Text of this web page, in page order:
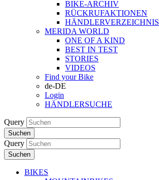
BIKE-ARCHIV
RÜCKRUFAKTIONEN
HÄNDLERVERZEICHNIS
MERIDA WORLD
ONE OF A KIND
BEST IN TEST
STORIES
VIDEOS
Find your Bike
de-DE
Login
HÄNDLERSUCHE
Query
Suchen
Query
Suchen
BIKES